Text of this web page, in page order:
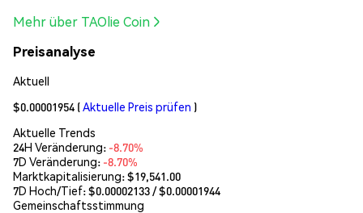
Mehr über TAOlie Coin
Preisanalyse
Aktuell
$0.00001954 (Aktuelle Preis prüfen )
Aktuelle Trends
24H Veränderung: -8.70%
7D Veränderung: -8.70%
Marktkapitalisierung:$19,541.00
7D Hoch/Tief: $0.00002133/ $0.00001944
Gemeinschaftsstimmung